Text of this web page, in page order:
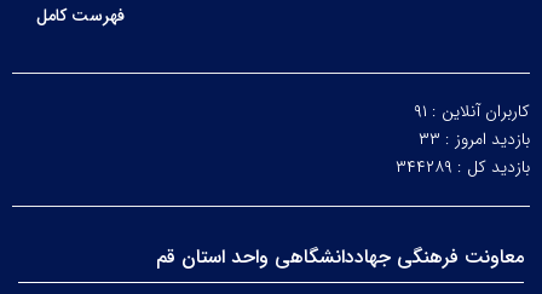
فهرست کامل
کاربران آنلاین : ۹۱
بازدید امروز : ۳۳
بازدید کل : ۳۴۴۲۸۹
معاونت فرهنگی جهاددانشگاهی واحد استان قم